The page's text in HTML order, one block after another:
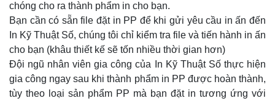
chóng cho ra thành phẩm in cho bạn.
Bạn cần có sẵn file đặt in PP để khi gửi yêu cầu in ấn đến
In Kỹ Thuật Số, chúng tôi chỉ kiểm tra file và tiến hành in ấn
cho bạn (khâu thiết kế sẽ tốn nhiều thời gian hơn)
Đội ngũ nhân viên gia công của In Kỹ Thuật Số thực hiện
gia công ngay sau khi thành phẩm in PP được hoàn thành,
tùy theo loại sản phẩm PP mà bạn đặt in tương ứng với